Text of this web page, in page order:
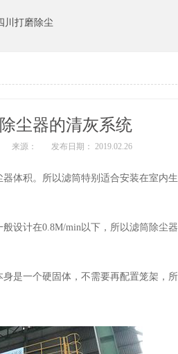
川打磨除尘
尘器的清灰系统
来源： 发布日期： 2019.02.26
体积。所以滤筒特别适合安装在室内
设计在0.8M/min以下，所以滤筒除尘
是一个硬固体，不需要再配置笼架，